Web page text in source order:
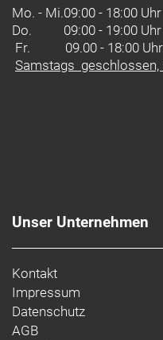
Mo. - Mi.09:00 - 18:00 Uhr
Do.
09:00 - 19:00 Uhr
Fr. 09.00 - 18:00 Uhr
Samstags
Unser Unternehmen
Kontakt
Impressum
Datenschutz
AGB